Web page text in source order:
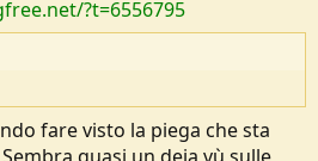
?t=6556795
fare visto la piega che sta
quasi un deja vù sulle